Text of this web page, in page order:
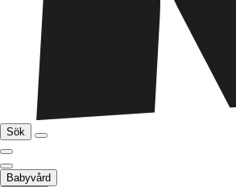
Sök
Babyvård